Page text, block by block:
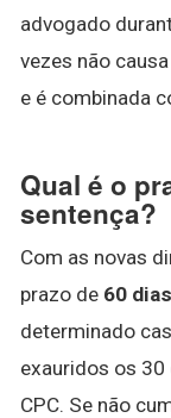
advogado
vezes não
e é combinada
Qual é o
sentença?
Com as novas
prazo de 60 dias
determinado
exauridos os
CPC. Se não